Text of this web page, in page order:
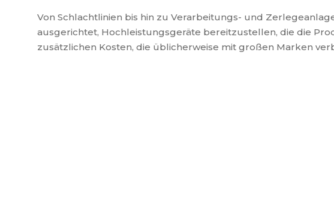
Von Schlachtlinien bis hin zu Verarbeitungs- und
ausgerichtet, Hochleistungsgeräte bereitzustellen, die die
zusätzlichen Kosten, die üblicherweise mit großen Marken